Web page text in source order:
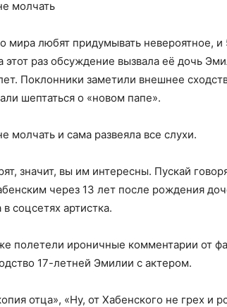
молчать
мира любят придумывать невероятное, и
раз обсуждение вызвала её дочь
Поклонники заметили внешнее
шептаться о «новом папе».
молчать и сама развеяла все слухи.
значит, вы им интересны. Пускай
через 13 лет после рождения
соцсетях артистка.
полетели ироничные комментарии от
17-летней Эмилии с актером.
отца», «Ну, от Хабенского не грех и